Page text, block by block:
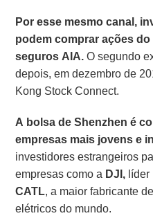
Por esse mesmo canal,
podem comprar ações
seguros AIA.O segundo
depois, em dezembro de
Kong Stock Connect.
A bolsa de Shenzhen é
empresas mais jovens e
investidores estrangeiros
empresas como a DJI, líder
CATL, a maior fabricante
elétricos do mundo.